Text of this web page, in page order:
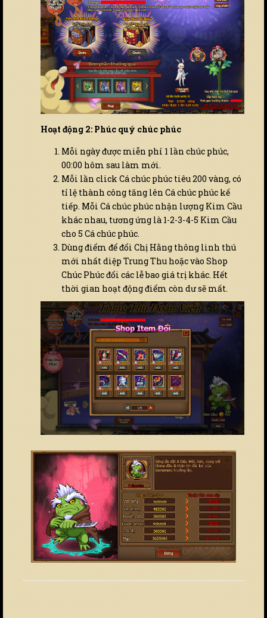
Hoạt động 2: Phúc quý chúc phúc
Mỗi ngày được miễn phí 1 lần chúc phúc,
00:00 hôm sau làm mới.
Mỗi lần click Cá chúc phúc tiêu 200 vàng, có
tỉ lệ thành công tăng lên Cá chúc phúc kế
tiếp. Mỗi Cá chúc phúc nhận lượng Kim Cầu
khác nhau, tương ứng là 1-2-3-4-5 Kim Cầu
cho 5 Cá chúc phúc.
Dùng điểm để đổi Chị Hằng thông linh thú
mới nhất diệp Trung Thu hoặc vào Shop
Chúc Phúc đổi các lễ bao giá trị khác. Hết
thời gian hoạt động điểm còn dư sẽ mất.